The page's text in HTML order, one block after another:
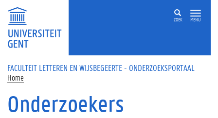
Overslaan en naar de inhoud gaan
ZOEK MENU
FACULTEIT LETTEREN EN WIJSBEGEERTE - ONDERZOEKSPORTAAL
Home
Onderzoekers